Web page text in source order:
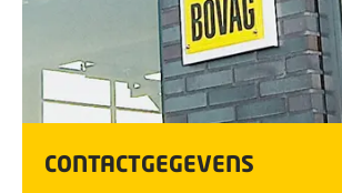
CONTACTGEGEVENS